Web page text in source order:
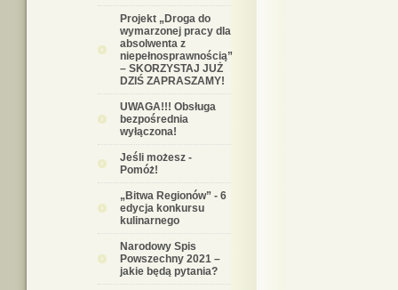
Projekt „Droga do
wymarzonej pracy dla
absolwenta z
niepełnosprawnością”
– SKORZYSTAJ JUŻ
DZIŚ ZAPRASZAMY!
UWAGA!!! Obsługa
bezpośrednia
wyłączona!
Jeśli możesz -
Pomóż!
„Bitwa Regionów” - 6
edycja konkursu
kulinarnego
Narodowy Spis
Powszechny 2021 –
jakie będą pytania?